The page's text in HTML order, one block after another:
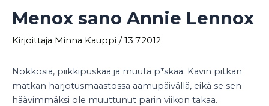
Menox sano Annie Lennox
Kirjoittaja Minna Kauppi /13.7.2012
Nokkosia, piikkipuskaa ja muuta p*skaa. Kävin pitkän
matkan harjotusmaastossa aamupäivällä, eikä se sen
häävimmäksi ole muuttunut parin viikon takaa.